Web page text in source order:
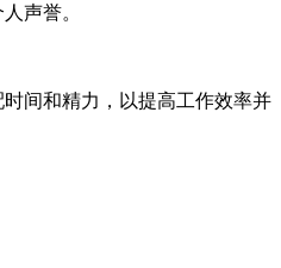
声誉。
间和精力，以提高工作效率并